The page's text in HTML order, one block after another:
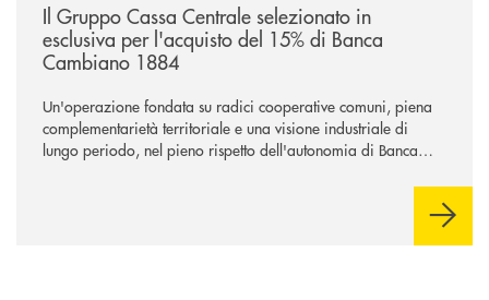
Il Gruppo Cassa Centrale selezionato in
esclusiva per l'acquisto del 15% di Banca
Cambiano 1884
Un'operazione fondata su radici cooperative comuni, piena
complementarietà territoriale e una visione industriale di
lungo periodo, nel pieno rispetto dell'autonomia di Banca
negoziazione esclusiva per la finalizzazione dell’operazione.